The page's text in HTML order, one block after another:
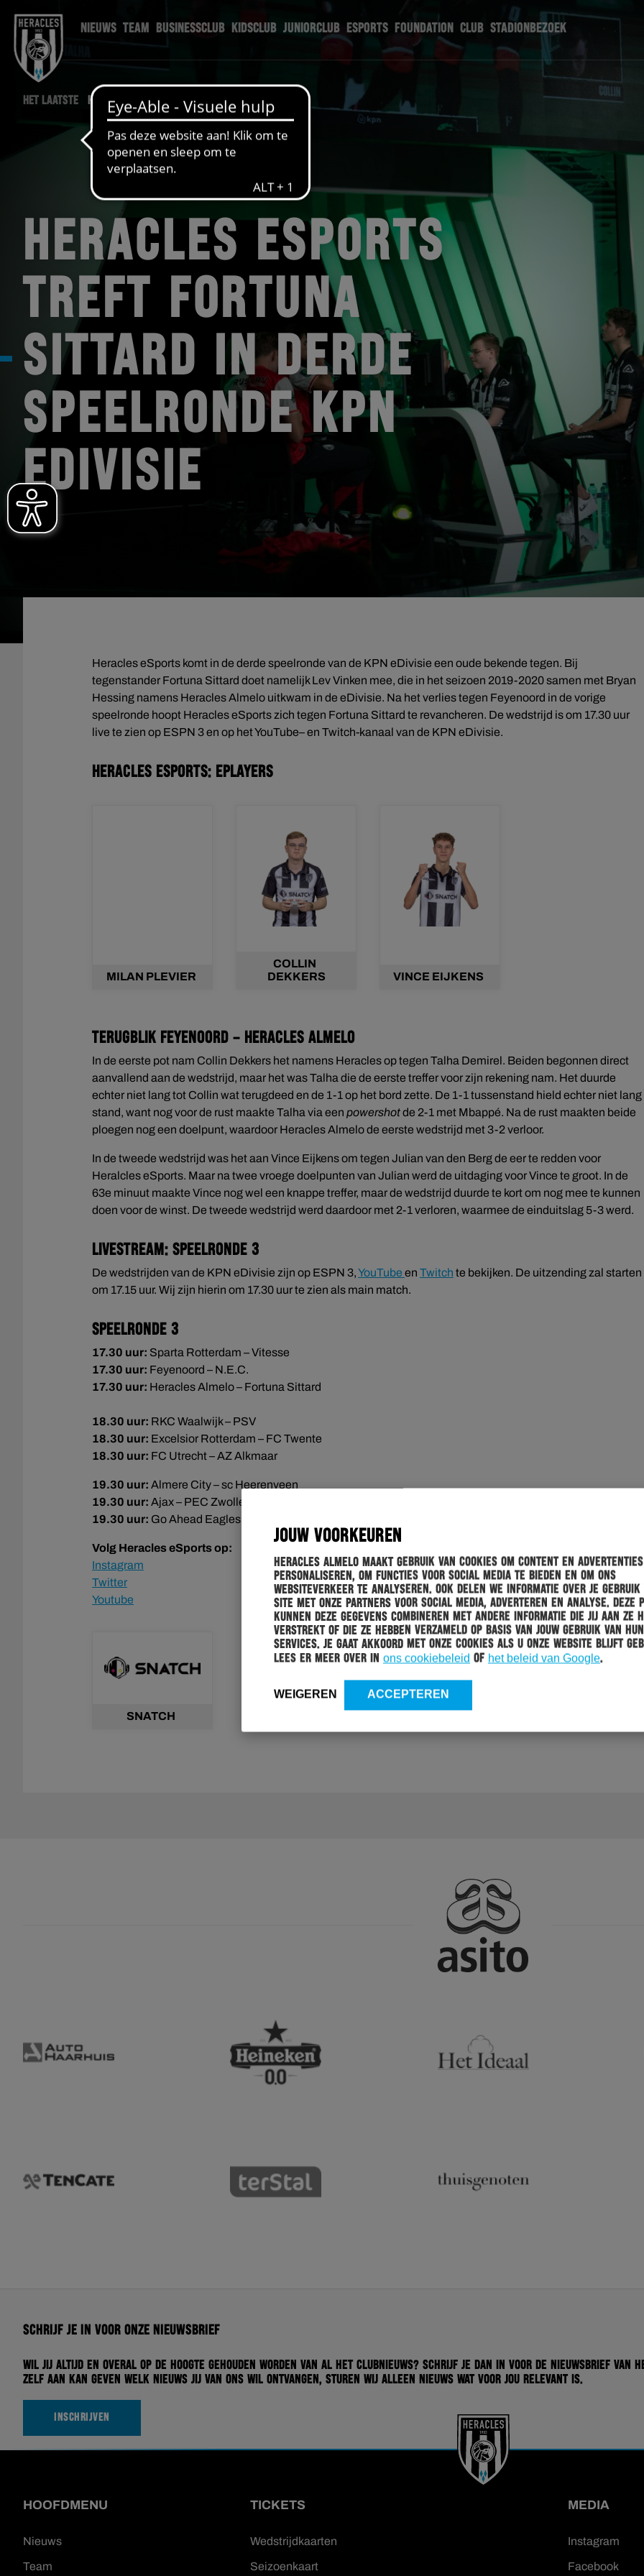
JOUW VOORKEUREN
Heracles Almelo maakt gebruik van cookies om content en
personaliseren, om functies voor social media te bieden en om ons
websiteverkeer te analyseren. Ook delen we informatie over je gebruik
site met onze partners voor social media, adverteren en analyse. Deze
kunnen deze gegevens combineren met andere informatie die jij aan ze
verstrekt of die ze hebben verzameld op basis van jouw gebruik van hun
services. Je gaat akkoord met onze cookies als u onze website blijft
Lees er meer over in ons cookiebeleid of het beleid van Google.
WEIGEREN ACCEPTEREN
NIEUWS TEAM BUSINESSCLUB KIDSCLUB JUNIORCLUB ESPORTS FOUNDATION CLUB STADIONBEZOEK
HET LAATSTE HERACLES NIEUWS
HERACLES ESPORTS
TREFT FORTUNA
SITTARD IN DERDE
SPEELRONDE KPN
EDIVISIE
Heracles eSports komt in de derde speelronde van de KPN eDivisie een oude bekende tegen. Bij
tegenstander Fortuna Sittard doet namelijk Lev Vinken mee, die in het seizoen 2019-2020 samen met Bryan
Hessing namens Heracles Almelo uitkwam in de eDivisie. Na het verlies tegen Feyenoord in de vorige
speelronde hoopt Heracles eSports zich tegen Fortuna Sittard te revancheren. De wedstrijd is om 17.30 uur
live te zien op ESPN 3 en op het YouTube– en Twitch-kanaal van de KPN eDivisie.
Heracles eSports: ePlayers
MILAN PLEVIER
COLLIN
DEKKERS
VINCE EIJKENS
Terugblik Feyenoord – Heracles Almelo
In de eerste pot nam Collin Dekkers het namens Heracles op tegen Talha Demirel. Beiden begonnen direct
aanvallend aan de wedstrijd, maar het was Talha die de eerste treffer voor zijn rekening nam. Het duurde
echter niet lang tot Collin wat terugdeed en de 1-1 op het bord zette. De 1-1 tussenstand hield echter niet lang
stand, want nog voor de rust maakte Talha via een powershotde 2-1 met Mbappé. Na de rust maakten beide
ploegen nog een doelpunt, waardoor Heracles Almelo de eerste wedstrijd met 3-2 verloor.
In de tweede wedstrijd was het aan Vince Eijkens om tegen Julian van den Berg de eer te redden voor
Heralcles eSports. Maar na twee vroege doelpunten van Julian werd de uitdaging voor Vince te groot. In de
63e minuut maakte Vince nog wel een knappe treffer, maar de wedstrijd duurde te kort om nog mee te kunnen
doen voor de winst. De tweede wedstrijd werd daardoor met 2-1 verloren, waarmee de einduitslag 5-3 werd.
Livestream: Speelronde 3
De wedstrijden van de KPN eDivisie zijn op ESPN 3,YouTube en Twitch te bekijken. De uitzending zal starten
om 17.15 uur. Wij zijn hierin om 17.30 uur te zien als main match.
Speelronde 3
17.30 uur: Sparta Rotterdam – Vitesse
17.30 uur: Feyenoord – N.E.C.
17.30 uur: Heracles Almelo – Fortuna Sittard
18.30 uur: RKC Waalwijk – PSV
18.30 uur: Excelsior Rotterdam – FC Twente
18.30 uur: FC Utrecht – AZ Alkmaar
19.30 uur: Almere City – sc Heerenveen
19.30 uur: Ajax – PEC Zwolle
19.30 uur: Go Ahead Eagles – FC Volendam
Volg Heracles eSports op:
Instagram
Twitter
Youtube
SNATCH
Schrijf je in voor onze nieuwsbrief
Wil jij altijd en overal op de hoogte gehouden worden van al het clubnieuws? Schrijf je dan in voor de nieuwsbrief van
zelf aan kan geven welk nieuws jij van ons wil ontvangen, sturen wij alleen nieuws wat voor jou relevant is.
INSCHRIJVEN
HOOFDMENU
Nieuws
Team
TICKETS
Wedstrijdkaarten
Seizoenkaart
MEDIA
Instagram
Facebook